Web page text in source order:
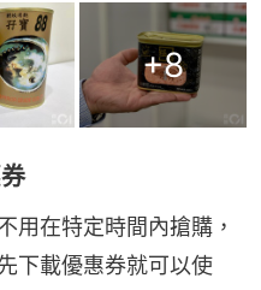
+8
用在特定時間內搶購，
下載優惠券就可以使